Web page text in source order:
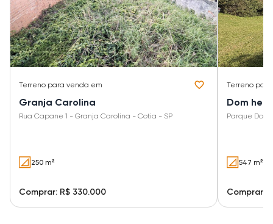
Terreno para venda em
Granja Carolina
Rua Capane 1 - Granja Carolina - Cotia - SP
250 m²
Comprar: R$ 330.000
Terreno
Dom
Parque Dom
547 m²
Comprar: